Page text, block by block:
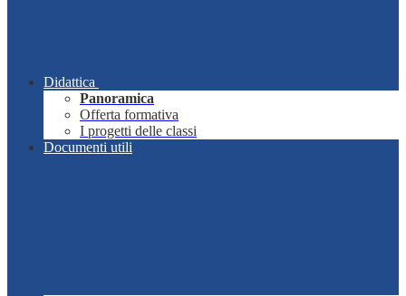
Didattica
Panoramica
Offerta formativa
I progetti delle classi
Documenti utili